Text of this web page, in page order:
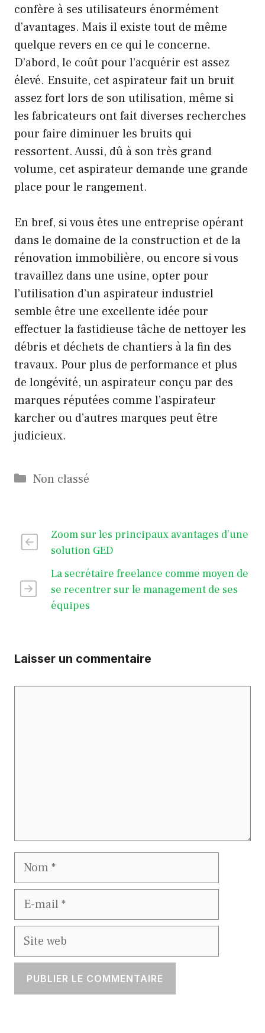
confère à ses utilisateurs énormément
d’avantages. Mais il existe tout de même
quelque revers en ce qui le concerne.
D’abord, le coût pour l’acquérir est assez
élevé. Ensuite, cet aspirateur fait un bruit
assez fort lors de son utilisation, même si
les fabricateurs ont fait diverses recherches
pour faire diminuer les bruits qui
ressortent. Aussi, dû à son très grand
volume, cet aspirateur demande une grande
place pour le rangement.
En bref, si vous êtes une entreprise opérant
dans le domaine de la construction et de la
rénovation immobilière, ou encore si vous
travaillez dans une usine, opter pour
l’utilisation d’un aspirateur industriel
semble être une excellente idée pour
effectuer la fastidieuse tâche de nettoyer les
débris et déchets de chantiers à la fin des
travaux. Pour plus de performance et plus
de longévité, un aspirateur conçu par des
marques réputées comme l’aspirateur
karcher ou d’autres marques peut être
judicieux.
Catégories
Non classé
Zoom sur les principaux avantages d’une
solution GED
La secrétaire freelance comme moyen de
se recentrer sur le management de ses
équipes
Laisser un commentaire
Nom
E-
Site